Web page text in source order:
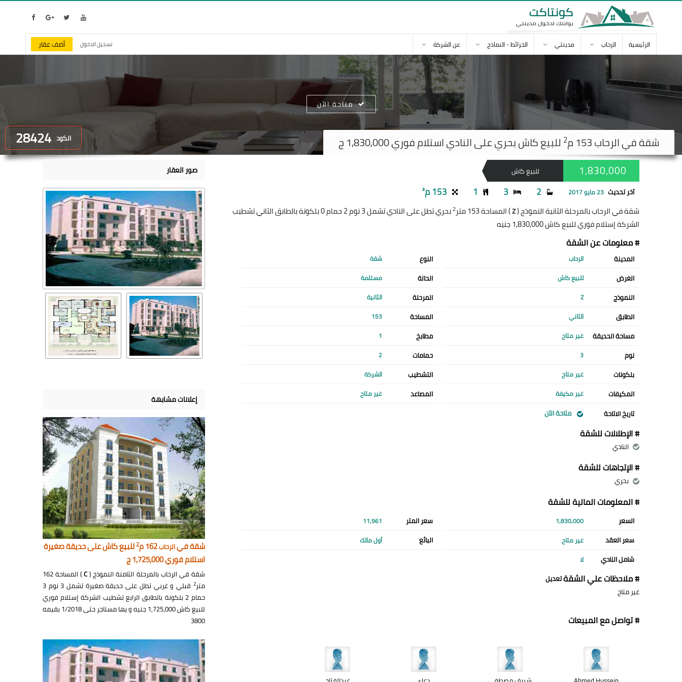
الرئيسية الرحاب مدينتي الخرائط - النماذج عن الشركة تسجيل الدخول أضف عقار
الكود 28424 شقة فيالرحاب 2 للبيع كاش بحري على النادي استلام فوري 1,830,000 ج
متاحة الآن
للبيع كاش 1,830,000
آخر تحديث 23 مايو 2017 2
3
1 153 م²
شقة في الرحاب بالمرحلة الثانية النموذج (Z) المساحة 153 متر 2
بحري تطل على النادي تشمل 3 نوم 2 حمام 0 بلكونة بالطابق الثاني تشطيب
الشركة إستلام فوري للبيع كاش 1,830,000 جنيه
# معلومات عن الشقة
المدينة الرحاب النوع شقة
الغرض للبيع كاش الحالة مستلمة
النموذج Z المرحلة الثانية
الطابق الثاني المساحة 153
مساحة الحديقة غير متاح مطابخ 1
نوم 3 حمامات 2
بلكونات غير متاح التشطيب الشركة
المكيفات غير مكيفة المصاعد غير متاح
تاريخ الاتاحة متاحة الآن
# الإطلالات للشقة
النادي
# الإتجاهات للشقة
بحري
# المعلومات المالية للشقة
السعر 1,830,000 سعر المتر 11,961
سعر العقد غير متاح البائع أول مالك
شامل النادي لا
# ملاحظات علي الشقةتعديل
غير متاح
# تواصل مع المبيعات
صور العقار
إعلانات مشابهة
شقة فيالرحاب162 م 2للبيع كاش على حديقة صغيرة
استلام فوري 1,725,000 ج
شقة في الرحاب بالمرحلة الثامنة النموذج (C
) المساحة 162
متر2
قبلي و غربي تطل على حديقة صغيرة تشمل 3 نوم 3
حمام 2 بلكونة بالطابق الرابع تشطيب الشركة إستلام فوري
للبيع كاش 1,725,000 جنيه و يها مستاجر حتى 1/2018 بقيمه
3800